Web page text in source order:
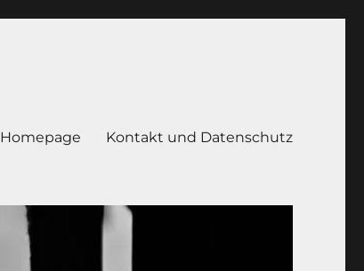
Homepage Kontakt und Datenschutz